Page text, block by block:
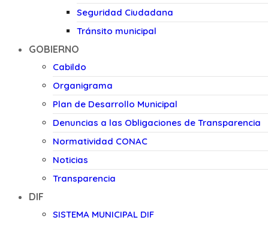
Seguridad Ciudadana
Tránsito municipal
GOBIERNO
Cabildo
Organigrama
Plan de Desarrollo Municipal
Denuncias a las Obligaciones de Transparencia
Normatividad CONAC
Noticias
Transparencia
DIF
SISTEMA MUNICIPAL DIF